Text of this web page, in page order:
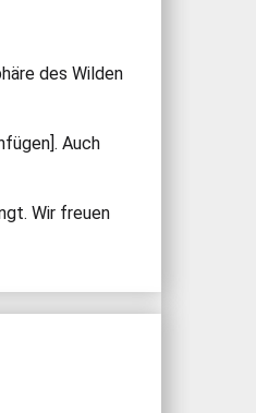
des Wilden
Auch
Wir freuen